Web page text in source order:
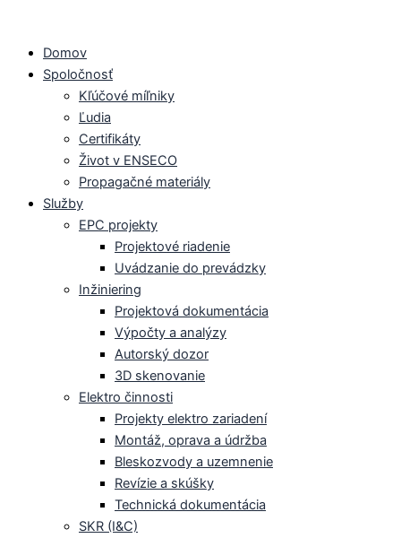
obsahDomov
Spoločnosť
Kľúčové míľniky
Ľudia
Certifikáty
Život v ENSECO
Propagačné materiály
Služby
EPC projekty
Projektové riadenie
Uvádzanie do prevádzky
Inžiniering
Projektová dokumentácia
Výpočty a analýzy
Autorský dozor
3D skenovanie
Elektro činnosti
Projekty elektro zariadení
Montáž, oprava a údržba
Bleskozvody a uzemnenie
Revízie a skúšky
Technická dokumentácia
SKR (I&C)